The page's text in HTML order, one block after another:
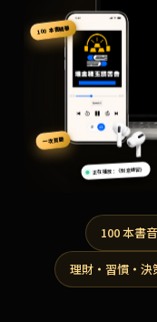
100 本書精華
一次買斷
正在播放：《刻意練習》
100 本書
理財・習慣・決